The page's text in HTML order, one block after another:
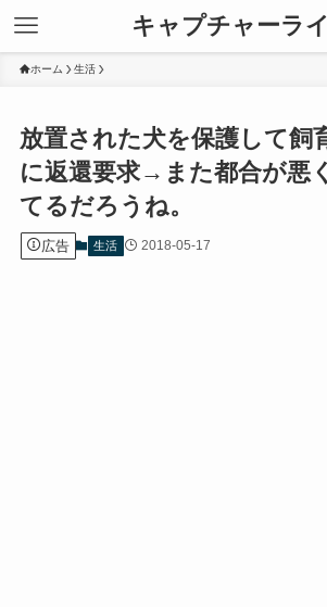
キャプチャーラ
ホーム 生活
放置された犬を保護して
に返還要求→また都合が悪
てるだろうね。
広告 生活 2018-05-17